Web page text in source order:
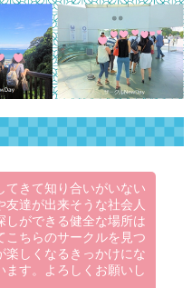
きて知り合いがいない
友達が出来そうな社会人
しができる健全な場所は
こちらのサークルを見つ
楽しくなるきっかけにな
ます。よろしくお願いし